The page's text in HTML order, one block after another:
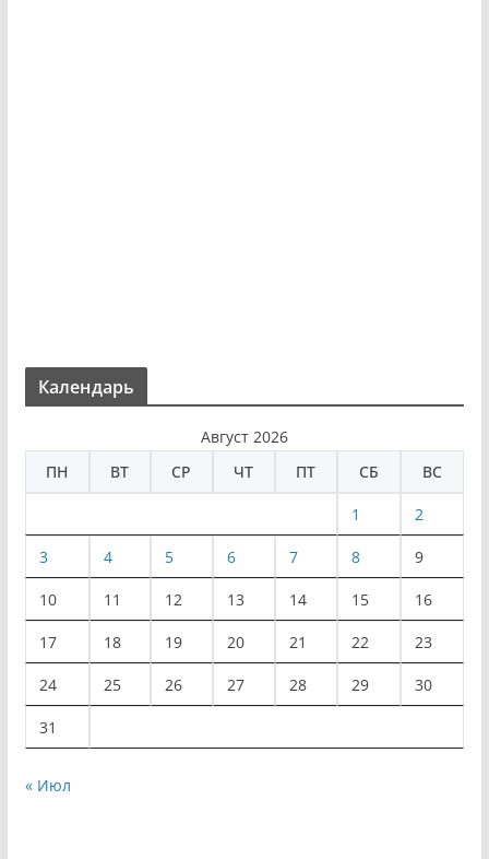
Календарь
Август 2026
ПН
ВТ СР ЧТ ПТ СБ ВС
1 2
3 4 5 6 7 8 9
10 11 12 13 14 15 16
17 18 19 20 21 22 23
24 25 26 27 28 29 30
31
« Июл